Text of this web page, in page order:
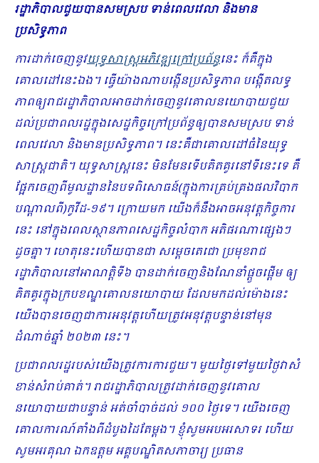
រដ្ឋាភិបាលជួយបានសមស្រប ទាន់ពេលវេលា និងមាន
ប្រសិទ្ធភាព
ការដាក់ចេញនូវយុទ្ធសាស្ដ្រអភិវឌ្ឍក្រៅប្រព័ន្ធនេះ ក៏គឺក្នុង
គោលដៅនេះឯង។ ធ្វើយ៉ាងណាបង្កើនប្រសិទ្ធភាព​ បង្កើតលទ្ធ
ភាពឲ្យរាជរដ្ឋាភិបាលអាចដាក់ចេញនូវគោលនយោបាយជួយ
ដល់ប្រជាពលរដ្ឋក្នុងសេដ្ឋកិច្ចក្រៅ​ប្រ​ព័ន្ធឲ្យបានសមស្រប ទាន់
ពេលវេលា និងមានប្រសិទ្ធភាព។ នេះគឺជាគោលដៅធំនៃយុទ្ធ
សាស្ដ្រជាតិ។ ​យុទ្ធសាស្ដ្រនេះ មិនមែនទើបគិតគូរនៅទីនេះទេ គឺ
ផ្អែកចេញពីមូលដ្ឋាននៃបទពិសោធន៍(ក្នុងការគ្រប់គ្រងផលវិបាក
បណ្តាលពី)កូវីដ-១៩។ ក្រោយ​មក យើងក៏នឹងអាចអនុវត្ដកិច្ចការ
នេះ នៅក្នុងពេលស្ថានភាពសេដ្ឋកិច្ចលំបាក អតិផរ​ណាផ្សេងៗ
ដូចគ្នា។ ហេតុនេះហើយបានជា សម្ដេចតេជោ ប្រមុខរាជ
រដ្ឋាភិបាលនៅអាណត្ដិទី៦ បានដាក់ចេញនិងណែនាំផ្ដួចផ្ដើម ឲ្យ
គិតគូរក្នុងក្របខណ្ឌគោលនយោបាយ ដែលមកដល់ម៉ោងនេះ
យើងបានចេញជាការអនុវត្ដហើយត្រូវអនុវត្ដបន្ទាន់នៅមុន​
ដំណាច់ឆ្នាំ ២០២៣ នេះ។
ប្រជាពលរដ្ឋរបស់យើងត្រូវការការជួយ។ មួយថ្ងៃទៅមួយថ្ងៃវាសំ​
ខាន់​សំរាប់គាត់។ រាជរដ្ឋាភិបាលត្រូវដាក់ចេញនូវគោល
នយោបាយជាបន្ទាន់ អត់ចាំបាច់ដល់ ១០០ ថ្ងៃទេ។ យើងចេញ
គោលការណ៍តាំងពីដំបូងដៃតែម្ដង។ ខ្ញុំសូមអបអរសាទរ ហើយ
សូមអរគុណ ឯកឧត្តម អគ្គបណ្ឌិតសភាចារ្យ ប្រធាន